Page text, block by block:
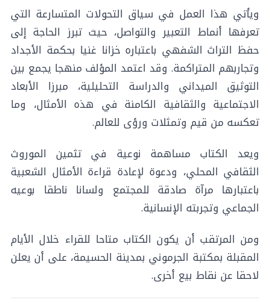
ويأتي هذا العمل في سياق التحولات المتسارعة التي
تعرفها أنماط التعبير والتواصل، حيث تبرز الحاجة إلى
حفظ التراث الشفهي باعتباره خزانا غنيا بحكمة الأجداد
وتجاربهم المتراكمة. وقد اعتمد المؤلف منهجا يجمع بين
التوثيق الميداني والدراسة التحليلية، مبرزا الأبعاد
الاجتماعية والثقافية الكامنة في هذه الأمثال، وما
تعكسه من قيم وتمثلات ورؤى للعالم.
ويعد الكتاب مساهمة نوعية في تثمين الموروث
الثقافي المحلي، ودعوة لإعادة قراءة الأمثال الشعبية
باعتبارها مرآة صادقة للمجتمع ولسانا ناطقا بوعيه
الجماعي وتجربته الإنسانية.
ومن المرتقب أن يكون الكتاب متاحا للقراء خلال الأيام
المقبلة بمكتبة الجرموني بمدينة الحسيمة، على أن يعلن
لاحقا عن نقاط بيع أخرى.